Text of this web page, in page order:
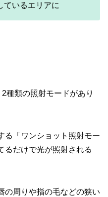
ているエリアに
種類の照射モードがあり
る「ワンショット照射モー
るだけで光が照射される
の周りや指の毛などの狭い